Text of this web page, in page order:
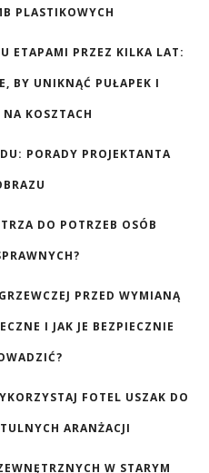
PLASTIKOWYCH
ETAPAMI PRZEZ KILKA LAT:
BY UNIKNĄĆ PUŁAPEK I
KOSZTACH
PORADY PROJEKTANTA
DO POTRZEB OSÓB
PRZED WYMIANĄ
I JAK JE BEZPIECZNIE
FOTEL USZAK DO
ARANŻACJI
W STARYM